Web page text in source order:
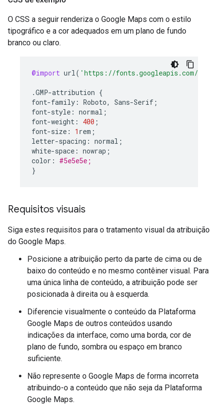
O CSS a seguir renderiza o Google Maps com o estilo
tipográfico e a cor adequados em um plano de fundo
branco ou claro.
@import url( 'https://fonts.googleapis.com/
.GMP-attribution {
font-family : Roboto, Sans-Serif ;
font-style : normal ;
font-weight : 400 ;
font-size : 1 rem ;
letter-spacing : normal ;
white-space : nowrap ;
color : #5e5e5e;
}
Requisitos visuais
Siga estes requisitos para o tratamento visual da atribuição
do Google Maps.
Posicione a atribuição perto da parte de cima ou de
baixo do conteúdo e no mesmo contêiner visual. Para
uma única linha de conteúdo, a atribuição pode ser
posicionada à direita ou à esquerda.
Diferencie visualmente o conteúdo da Plataforma
Google Maps de outros conteúdos usando
indicações da interface, como uma borda, cor de
plano de fundo, sombra ou espaço em branco
suficiente.
Não represente o Google Maps de forma incorreta
atribuindo-o a conteúdo que não seja da Plataforma
Google Maps.